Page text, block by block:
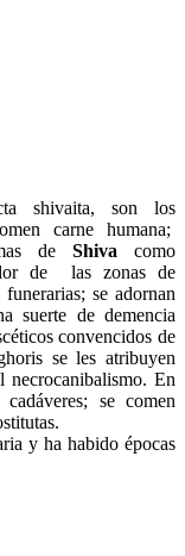
shivaita, son los
carne humana;
deShivacomo
de las zonas de
se adornan
suerte de demencia
convencidos de
se les atribuyen
En
se comen
y ha habido épocas